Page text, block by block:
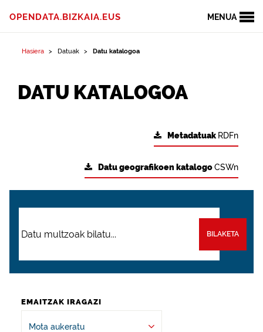
MENUA
OPENDATA.BIZKAIA.EUS
Hasiera Datuak Datu katalogoa
DATU KATALOGOA
Metadatuak RDFn
Datu geografikoen katalogoCSWn
BILAKETA
EMAITZAK IRAGAZI
Mota aukeratu